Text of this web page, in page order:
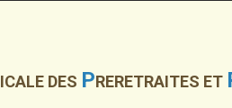
ICALE DES PRERETRAITES ET